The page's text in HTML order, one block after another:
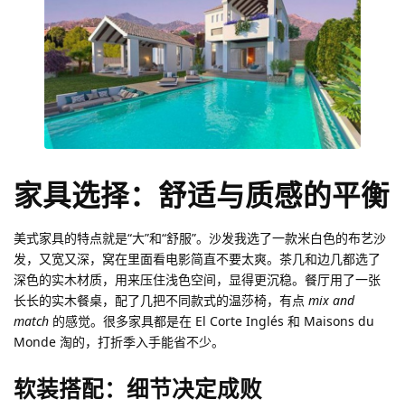
家具选择：舒适与质感的平衡
美式家具的特点就是“大”和“舒服”。沙发我选了一款米白色的布艺沙
发，又宽又深，窝在里面看电影简直不要太爽。茶几和边几都选了
深色的实木材质，用来压住浅色空间，显得更沉稳。餐厅用了一张
长长的实木餐桌，配了几把不同款式的温莎椅，有点 mix and
match 的感觉。很多家具都是在 El Corte Inglés 和 Maisons du
Monde 淘的，打折季入手能省不少。
软装搭配：细节决定成败